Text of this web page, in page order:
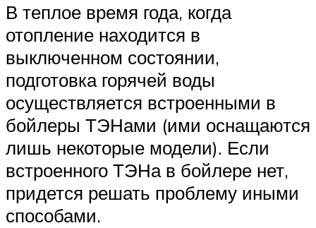
В теплое время года, когда
отопление находится в
выключенном состоянии,
подготовка горячей воды
осуществляется встроенными в
бойлеры ТЭНами (ими оснащаются
лишь некоторые модели). Если
встроенного ТЭНа в бойлере нет,
придется решать проблему иными
способами.